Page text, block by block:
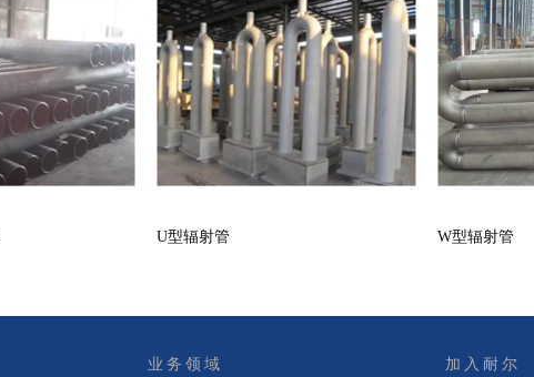
U型辐射管 W型辐射管
业务领域 加入耐尔